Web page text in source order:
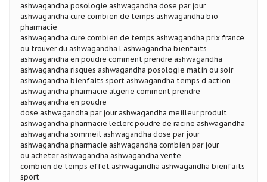
ashwagandha posologie ashwagandha dose par jour
ashwagandha cure combien de temps ashwagandha bio
pharmacie
ashwagandha cure combien de temps ashwagandha prix france
ou trouver du ashwagandha l ashwagandha bienfaits
ashwagandha en poudre comment prendre ashwagandha
ashwagandha risques ashwagandha posologie matin ou soir
ashwagandha bienfaits sport ashwagandha temps d action
ashwagandha pharmacie algerie comment prendre
ashwagandha en poudre
dose ashwagandha par jour ashwagandha meilleur produit
ashwagandha pharmacie leclerc poudre de racine ashwagandha
ashwagandha sommeil ashwagandha dose par jour
ashwagandha pharmacie ashwagandha combien par jour
ou acheter ashwagandha ashwagandha vente
combien de temps effet ashwagandha ashwagandha bienfaits
sport